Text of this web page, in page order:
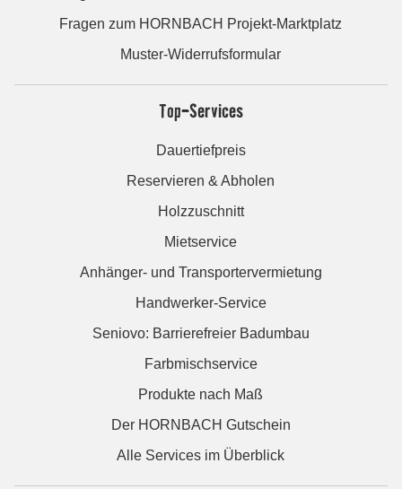
Fragen zum HORNBACH Projekt-Marktplatz
Muster-Widerrufsformular
Top-Services
Dauertiefpreis
Reservieren & Abholen
Holzzuschnitt
Mietservice
Anhänger- und Transportervermietung
Handwerker-Service
Seniovo: Barrierefreier Badumbau
Farbmischservice
Produkte nach Maß
Der HORNBACH Gutschein
Alle Services im Überblick